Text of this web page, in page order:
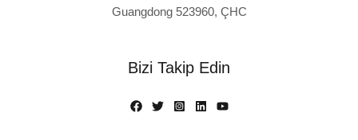
Guangdong 523960, ÇHC
Bizi Takip Edin